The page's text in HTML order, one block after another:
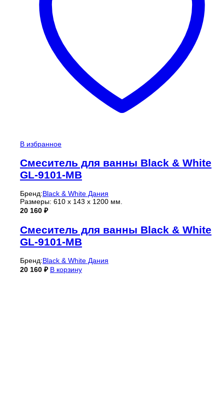
В избранное
Смеситель для ванны Black & White
GL-9101-MB
Бренд:Black & White Дания
Размеры: 610 x 143 x 1200 мм.
20 160 ₽
Смеситель для ванны Black & White
GL-9101-MB
Бренд:Black & White Дания
20 160 ₽ В корзину